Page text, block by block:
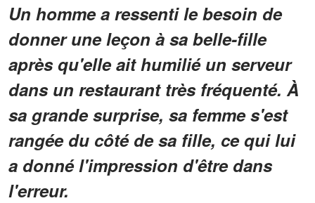
Un homme a ressenti le besoin de
donner une leçon à sa belle-fille
après qu'elle ait humilié un serveur
dans un restaurant très fréquenté. À
sa grande surprise, sa femme s'est
rangée du côté de sa fille, ce qui lui
a donné l'impression d'être dans
l'erreur.